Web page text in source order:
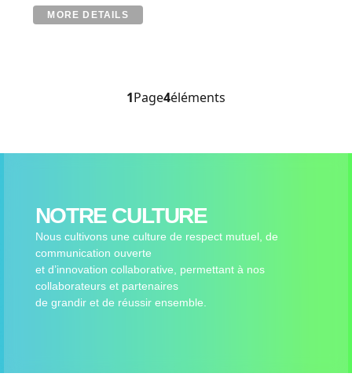
MORE DETAILS
1Page4éléments
NOTRE CULTURE
Nous cultivons une culture de respect mutuel, de
communication ouverte
et d’innovation collaborative, permettant à nos
collaborateurs et partenaires
de grandir et de réussir ensemble.